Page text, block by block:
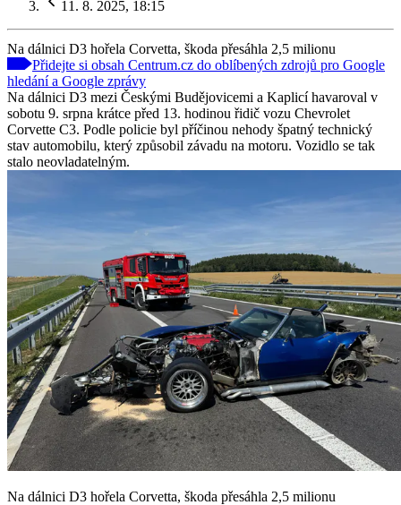
11. 8. 2025, 18:15
Na dálnici D3 hořela Corvetta, škoda přesáhla 2,5 milionu
Přidejte si obsah Centrum.cz do oblíbených zdrojů pro Google
hledání a Google zprávy
Na dálnici D3 mezi Českými Budějovicemi a Kaplicí havaroval v
sobotu 9. srpna krátce před 13. hodinou řidič vozu Chevrolet
Corvette C3. Podle policie byl příčinou nehody špatný technický
stav automobilu, který způsobil závadu na motoru. Vozidlo se tak
stalo neovladatelným.
Na dálnici D3 hořela Corvetta, škoda přesáhla 2,5 milionu